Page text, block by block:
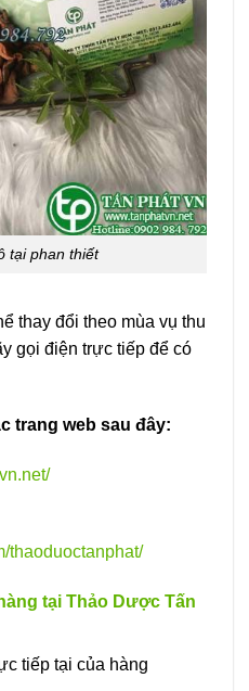
tại phan thiết
thay đổi theo mùa vụ thu
gọi điện trực tiếp để có
trang web sau đây:
thaoduoctanphat/
tại Thảo Dược Tấn
tiếp tại của hàng